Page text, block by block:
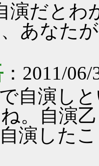
演だとわ
あなた
：2011/06/
自演し
。自演
演した